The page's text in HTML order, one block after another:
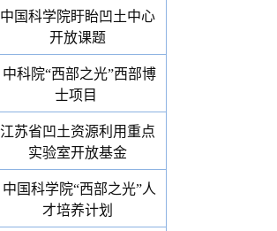
中国科学院盱眙凹土中心
开放课题
中科院“西部之光”西部博
士项目
江苏省凹土资源利用重点
实验室开放基金
中国科学院“西部之光”人
才培养计划